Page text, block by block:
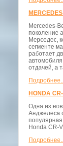
Mercedes-
поколение
Мерседес,
сегменте
работает
отдачей, а
HONDA
Одна из
Анджелеса
Honda CR-